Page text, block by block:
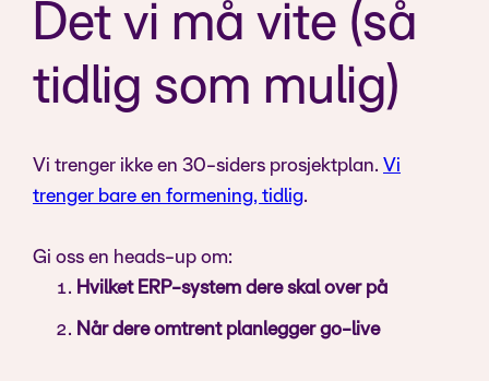
Det vi må vite (så
tidlig som mulig)
Vi trenger ikke en 30-siders prosjektplan. Vi
trenger bare en formening, tidlig.
Gi oss en heads-up om:
Hvilket ERP-system dere skal over på
Når dere omtrent planlegger go-live